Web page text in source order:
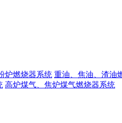
炉燃烧器系统 重油、焦油、渣油
高炉煤气、焦炉煤气燃烧器系统